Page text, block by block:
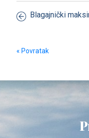
Blagajnički
« Povratak